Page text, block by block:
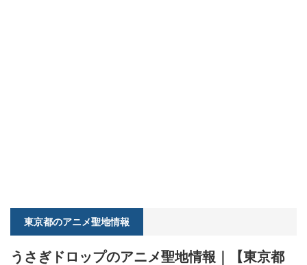
東京都のアニメ聖地情報
うさぎドロップのアニメ聖地情報｜【東京都